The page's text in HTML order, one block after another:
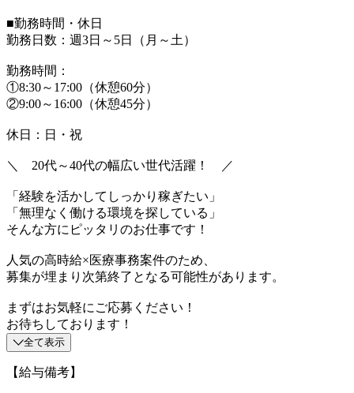
■勤務時間・休日
勤務日数：週3日～5日（月～土）
勤務時間：
①8:30～17:00（休憩60分）
②9:00～16:00（休憩45分）
休日：日・祝
＼ 20代～40代の幅広い世代活躍！ ／
「経験を活かしてしっかり稼ぎたい」
「無理なく働ける環境を探している」
そんな方にピッタリのお仕事です！
人気の高時給×医療事務案件のため、
募集が埋まり次第終了となる可能性があります。
まずはお気軽にご応募ください！
お待ちしております！
全て表示
【給与備考】